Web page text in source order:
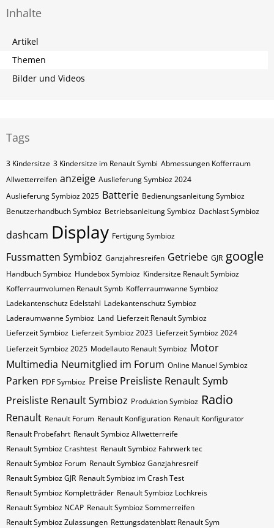
Inhalte
Artikel
Themen
Bilder und Videos
Tags
3 Kindersitze 3 Kindersitze im Renault Symbi Abmessungen Kofferraum
Allwetterreifen anzeige Auslieferung Symbioz 2024
Auslieferung Symbioz 2025 Batterie Bedienungsanleitung Symbioz
Benutzerhandbuch Symbioz Betriebsanleitung Symbioz Dachlast Symbioz
dashcam Display Fertigung Symbioz
Fussmatten Symbioz Ganzjahresreifen Getriebe GJR google
Handbuch Symbioz Hundebox Symbioz Kindersitze Renault Symbioz
Kofferraumvolumen Renault Symb Kofferraumwanne Symbioz
Ladekantenschutz Edelstahl Ladekantenschutz Symbioz
Laderaumwanne Symbioz Land Lieferzeit Renault Symbioz
Lieferzeit Symbioz Lieferzeit Symbioz 2023 Lieferzeit Symbioz 2024
Lieferzeit Symbioz 2025 Modellauto Renault Symbioz Motor
Multimedia Neumitglied im Forum Online Manuel Symbioz
Parken PDF Symbioz Preise Preisliste Renault Symb
Preisliste Renault Symbioz Produktion Symbioz Radio
Renault Renault Forum Renault Konfiguration Renault Konfigurator
Renault Probefahrt Renault Symbioz Allwetterreife
Renault Symbioz Crashtest Renault Symbioz Fahrwerk tec
Renault Symbioz Forum Renault Symbioz Ganzjahresreif
Renault Symbioz GJR Renault Symbioz im Crash Test
Renault Symbioz Kompletträder Renault Symbioz Lochkreis
Renault Symbioz NCAP Renault Symbioz Sommerreifen
Renault Symbioz Zulassungen Rettungsdatenblatt Renault Sym